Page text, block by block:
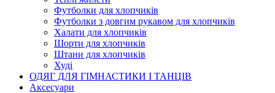
Футболки для хлопчиків
Футболки з довгим рукавом для хлопчиків
Халати для хлопчиків
Шорти для хлопчиків
Штани для хлопчиків
Худі
ОДЯГ ДЛЯ ГІМНАСТИКИ І ТАНЦІВ
Аксесуари